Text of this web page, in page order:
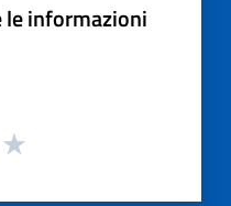
le informazioni